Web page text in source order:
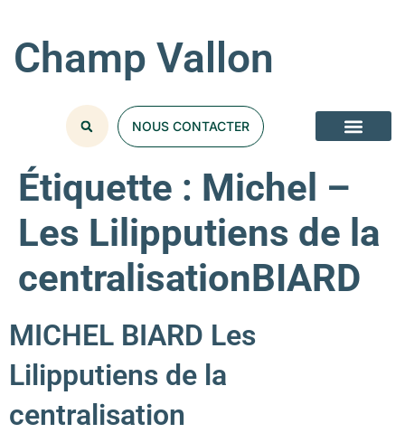
Champ Vallon
NOUS CONTACTER
Étiquette : Michel –
Les Lilipputiens de la
centralisationBIARD
MICHEL BIARD Les
Lilipputiens de la
centralisation